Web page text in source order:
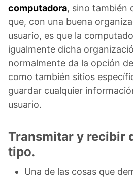
computadora, sino también
que, con una buena
usuario, es que la
igualmente dicha
normalmente da la opción
como también sitios
guardar cualquier
usuario.
Transmitar y recibir
tipo.
Una de las cosas que